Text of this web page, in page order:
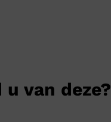
van deze?